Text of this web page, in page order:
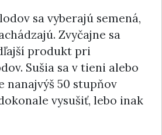
sa vyberajú semená,
Zvyčajne sa
produkt pri
Sušia sa v tieni alebo
50 stupňov
vysušiť, lebo inak